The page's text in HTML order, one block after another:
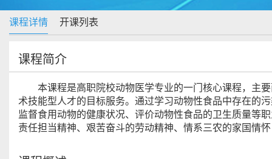
课程详情 开课列表
课程简介
本课程是高职院校动物医学专业的一门核心课程，主
术技能型人才的目标服务。通过学习动物性食品中存在的
监督食用动物的健康状况、评价动物性食品的卫生质量等
责任担当精神、艰苦奋斗的劳动精神、情系三农的家国情